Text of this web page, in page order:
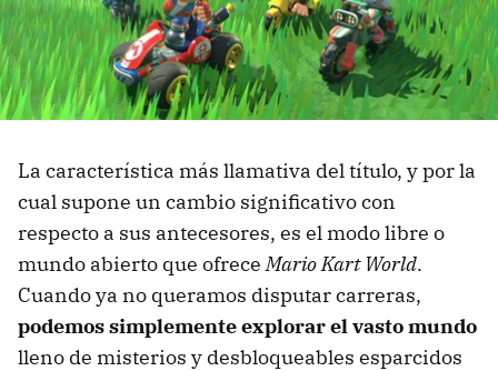
La característica más llamativa del título, y por la
cual supone un cambio significativo con
respecto a sus antecesores, es el modo libre o
mundo abierto que ofreceMario Kart World.
Cuando ya no queramos disputar carreras,
podemos simplemente explorar el vasto mundo
lleno de misterios y desbloqueables esparcidos